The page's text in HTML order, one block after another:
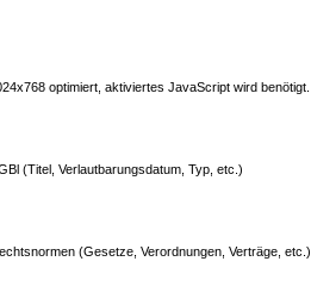
optimiert, aktiviertes JavaScript wird benötigt.
(Titel, Verlautbarungsdatum, Typ, etc.)
(Gesetze, Verordnungen, Verträge, etc.)